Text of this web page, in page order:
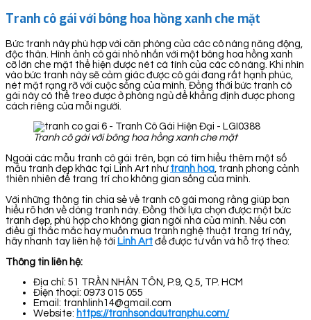
Tranh cô gái với bông hoa hồng xanh che mặt
Bức tranh này phù hợp với căn phòng của các cô nàng năng động,
độc thân. Hình ảnh cô gái nhỏ nhắn với một bông hoa hồng xanh
cỡ lớn che mặt thể hiện được nét cá tính của các cô nàng. Khi nhìn
vào bức tranh này sẽ cảm giác được cô gái đang rất hạnh phúc,
nét mặt rạng rỡ với cuộc sống của mình. Đồng thời bức tranh cô
gái này có thể treo được ở phòng ngủ để khẳng định được phong
cách riêng của mỗi người.
Tranh cô gái với bông hoa hồng xanh che mặt
Ngoài các mẫu tranh cô gái trên, bạn có tìm hiểu thêm một số
mẫu tranh đẹp khác tại Linh Art như tranh hoa, tranh phong cảnh
thiên nhiên để trang trí cho không gian sống của mình.
Với những thông tin chia sẻ về tranh cô gái mong rằng giúp bạn
hiểu rõ hơn về dòng tranh này. Đồng thời lựa chọn được một bức
tranh đẹp, phù hợp cho không gian ngôi nhà của mình. Nếu còn
điều gì thắc mắc hay muốn mua tranh nghệ thuật trang trí này,
hãy nhanh tay liên hệ tới Linh Art để được tư vấn và hỗ trợ theo:
Thông tin liên hệ:
Địa chỉ: 51 TRẦN NHÂN TÔN, P.9, Q.5, TP. HCM
Điện thoại: 0973 015 055
Email: tranhlinh14@gmail.com
Website: https://tranhsondautranphu.com/